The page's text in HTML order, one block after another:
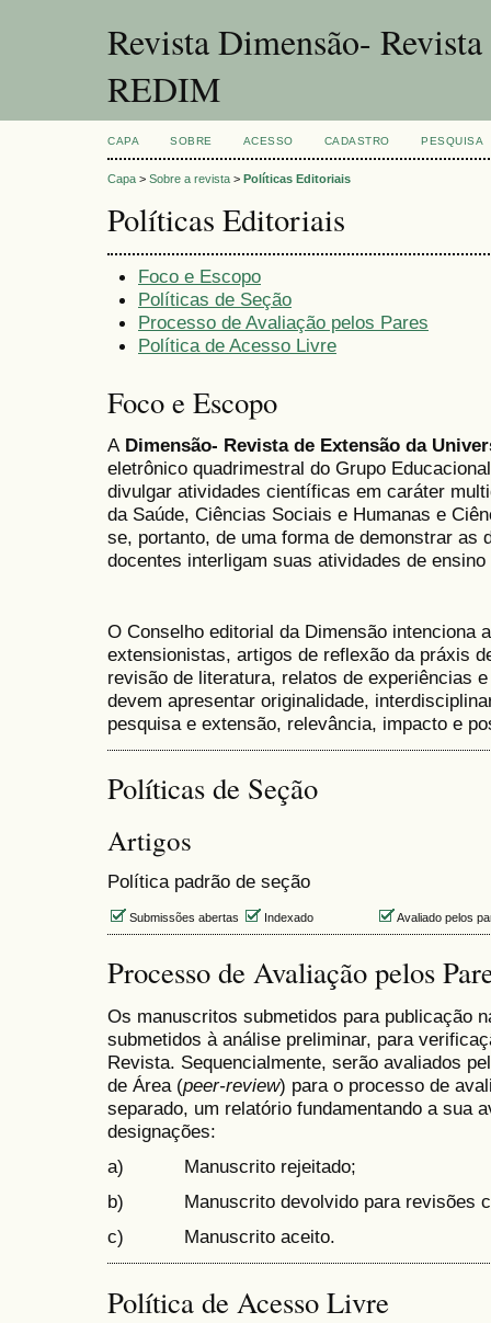
Revista Dimensão-
REDIM
CAPA SOBRE ACESSO CADASTRO PESQUISA
Capa > Sobre a revista > Políticas Editoriais
Políticas Editoriais
Foco e Escopo
Políticas de Seção
Processo de Avaliação pelos Pares
Política de Acesso Livre
Foco e Escopo
A Dimensão- Revista de Extensão da
eletrônico quadrimestral do Grupo
divulgar atividades científicas em caráter
da Saúde, Ciências Sociais e Humanas e
se, portanto, de uma forma de demonstrar as
docentes interligam suas atividades de
O Conselho editorial da Dimensão intenciona
extensionistas, artigos de reflexão da práxis
revisão de literatura, relatos de experiências
devem apresentar originalidade,
pesquisa e extensão, relevância, impacto e
Políticas de Seção
Artigos
Política padrão de seção
Submissões abertas Indexado Avaliado pelos
Processo de Avaliação pelos
Os manuscritos submetidos para publicação
submetidos à análise preliminar, para
Revista. Sequencialmente, serão avaliados
de Área (peer-review) para o processo de
separado, um relatório fundamentando a sua
designações:
a) Manuscrito rejeitado;
b) Manuscrito devolvido para revisões
c) Manuscrito aceito.
Política de Acesso Livre